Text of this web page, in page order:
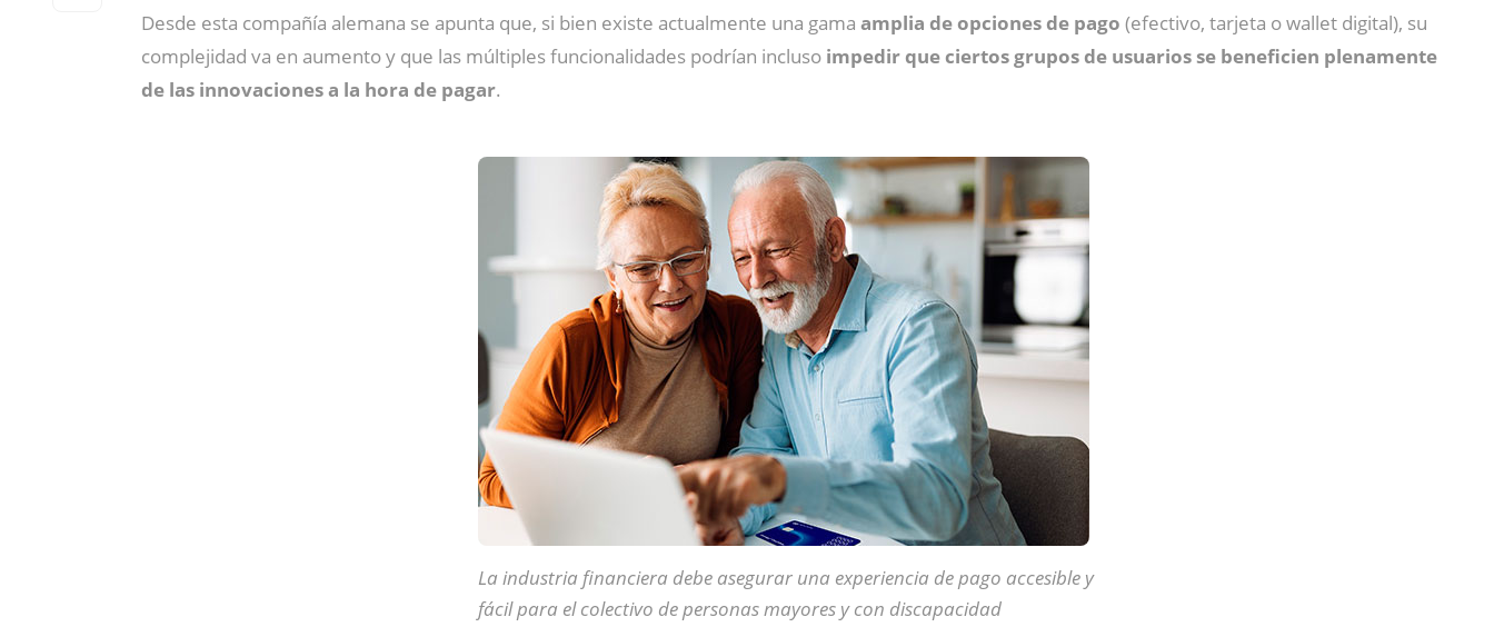
Desde esta compañía alemana se apunta que, si bien existe actualmente una gama amplia de opciones de pago (efectivo, tarjeta o wallet digital), su
complejidad va en aumento y que las múltiples funcionalidades podrían incluso impedir que ciertos grupos de usuarios se beneficien plenamente
de las innovaciones a la hora de pagar.
La industria financiera debe asegurar una experiencia de pago accesible y
fácil para el colectivo de personas mayores y con discapacidad